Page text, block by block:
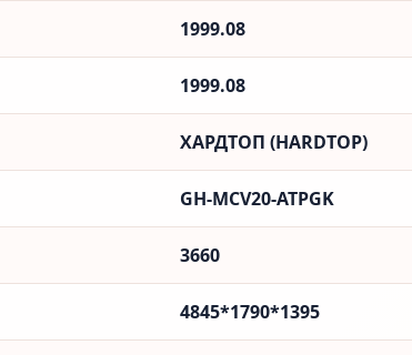
1999.08
1999.08
ХАРДТОП (HARDTOP)
GH-MCV20-ATPGK
3660
4845*1790*1395